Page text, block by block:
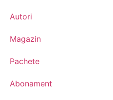
Autori
Magazin
Pachete
Abonament